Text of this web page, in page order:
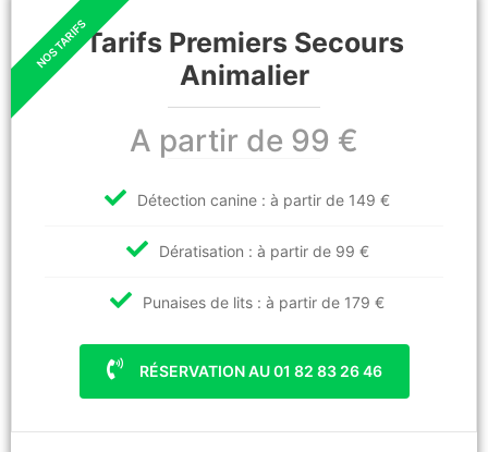
Tarifs Premiers Secours
Animalier
A partir de 99 €
Détection canine : à partir de 149 €
Dératisation : à partir de 99 €
Punaises de lits : à partir de 179 €
RÉSERVATION AU 01 82 83 26 46